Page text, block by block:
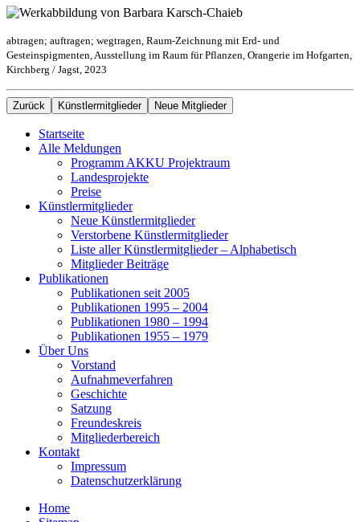
abtragen; auftragen; wegtragen, Raum-Zeichnung mit Erd- und
Gesteinspigmenten, Ausstellung im Raum für Pflanzen, Orangerie im Hofgarten,
Kirchberg / Jagst, 2023
Zurück Künstlermitglieder Neue Mitglieder
Startseite
Alle Meldungen
Programm AKKU Projektraum
Landesprojekte
Preise
Künstlermitglieder
Neue Künstlermitglieder
Verstorbene Künstlermitglieder
Liste aller Künstlermitglieder – Alphabetisch
Mitglieder Beiträge
Publikationen
Publikationen seit 2005
Publikationen 1995 – 2004
Publikationen 1980 – 1994
Publikationen 1955 – 1979
Über Uns
Vorstand
Aufnahmeverfahren
Geschichte
Satzung
Freundeskreis
Mitgliederbereich
Kontakt
Impressum
Datenschutzerklärung
Home